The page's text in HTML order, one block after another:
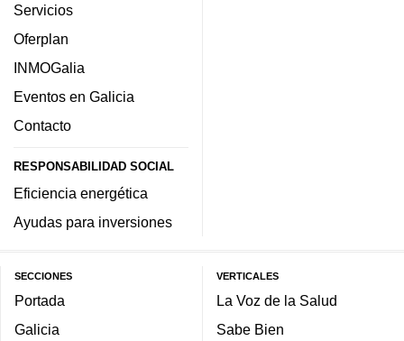
Servicios
Oferplan
INMOGalia
Eventos en Galicia
Contacto
RESPONSABILIDAD SOCIAL
Eficiencia energética
Ayudas para inversiones
SECCIONES
Portada
Galicia
VERTICALES
La Voz de la Salud
Sabe Bien